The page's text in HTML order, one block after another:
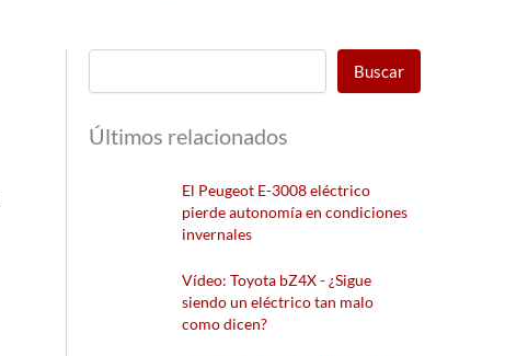
Buscar
Últimos relacionados
El Peugeot E-3008 eléctrico
pierde autonomía en condiciones
invernales
Vídeo: Toyota bZ4X - ¿Sigue
siendo un eléctrico tan malo
como dicen?